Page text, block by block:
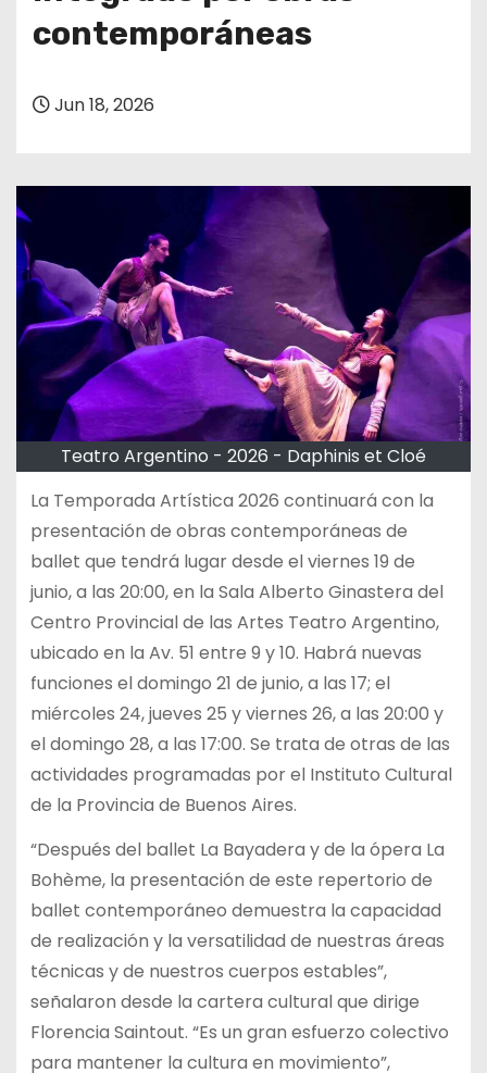
contemporáneas
Jun 18, 2026
Teatro Argentino - 2026 - Daphinis et Cloé
La Temporada Artística 2026 continuará con la
presentación de obras contemporáneas de
ballet que tendrá lugar desde el viernes 19 de
junio, a las 20:00, en la Sala Alberto Ginastera del
Centro Provincial de las Artes Teatro Argentino,
ubicado en la Av. 51 entre 9 y 10. Habrá nuevas
funciones el domingo 21 de junio, a las 17; el
miércoles 24, jueves 25 y viernes 26, a las 20:00 y
el domingo 28, a las 17:00. Se trata de otras de las
actividades programadas por el Instituto Cultural
de la Provincia de Buenos Aires.
“Después del ballet La Bayadera y de la ópera La
Bohème, la presentación de este repertorio de
ballet contemporáneo demuestra la capacidad
de realización y la versatilidad de nuestras áreas
técnicas y de nuestros cuerpos estables”,
señalaron desde la cartera cultural que dirige
Florencia Saintout. “Es un gran esfuerzo colectivo
para mantener la cultura en movimiento”,